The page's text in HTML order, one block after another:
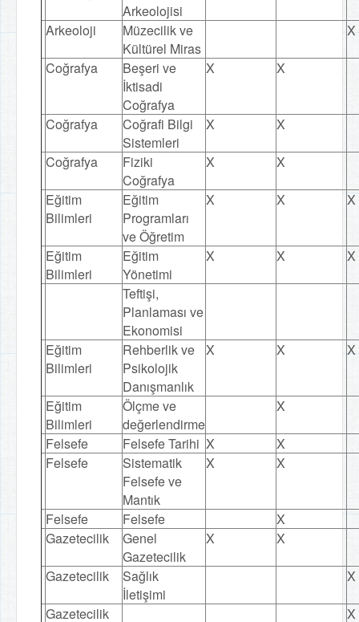
Arkeolojisi
Arkeoloji
Müzecilik ve
Kültürel Miras
X
Coğrafya
Beşeri ve
İktisadi
Coğrafya
X X
Coğrafya
Coğrafi Bilgi
Sistemleri
X X
Coğrafya
Fiziki
Coğrafya
X X
Eğitim
Bilimleri
Eğitim
Programları
ve Öğretim
X X X
Eğitim
Bilimleri
Eğitim
Yönetimi
X X X
Teftişi,
Planlaması ve
Ekonomisi
Eğitim
Bilimleri
Rehberlik ve
Psikolojik
Danışmanlık
X X X
Eğitim
Bilimleri
Ölçme ve
değerlendirme
X
Felsefe Felsefe Tarihi X
X
Felsefe
Sistematik
Felsefe ve
Mantık
X X
Felsefe Felsefe
X
Gazetecilik
Genel
Gazetecilik
X X
Gazetecilik
Sağlık
İletişimi
X
Gazetecilik X